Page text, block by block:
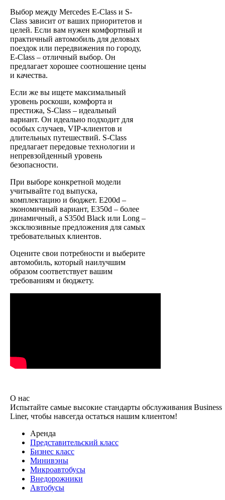
Выбор между Mercedes E-Class и S-
Class зависит от ваших приоритетов и
целей. Если вам нужен комфортный и
практичный автомобиль для деловых
поездок или передвижения по городу,
E-Class – отличный выбор. Он
предлагает хорошее соотношение цены
и качества.
Если же вы ищете максимальный
уровень роскоши, комфорта и
престижа, S-Class – идеальный
вариант. Он идеально подходит для
особых случаев, VIP-клиентов и
длительных путешествий. S-Class
предлагает передовые технологии и
непревзойденный уровень
безопасности.
При выборе конкретной модели
учитывайте год выпуска,
комплектацию и бюджет. E200d –
экономичный вариант, E350d – более
динамичный, а S350d Black или Long –
эксклюзивные предложения для самых
требовательных клиентов.
Оцените свои потребности и выберите
автомобиль, который наилучшим
образом соответствует вашим
требованиям и бюджету.
О нас
Испытайте самые высокие стандарты обслуживания Business
Liner, чтобы навсегда остаться нашим клиентом!
Аренда
Представительский класс
Бизнес класс
Минивэны
Микроавтобусы
Внедорожники
Автобусы